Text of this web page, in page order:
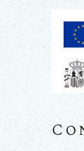
es
el
el